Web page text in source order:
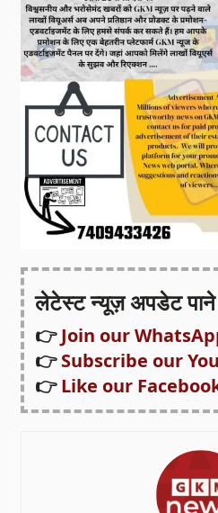
लेटेस्ट न्यूज़ अपडेट
👉Join our
👉Subscribe our
👉Like our